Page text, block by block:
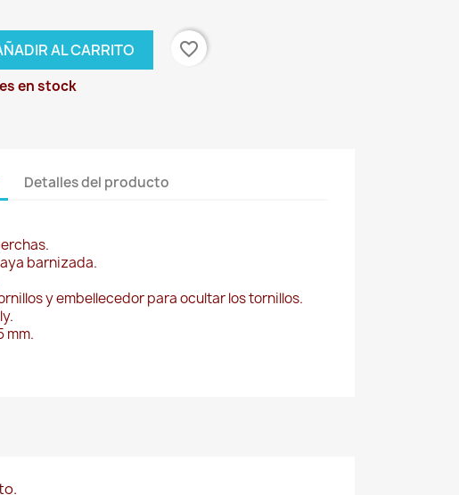
AL CARRITO
favorite_border
en stock
Detalles del producto
barnizada.
y embellecedor para ocultar los tornillos.
mm.